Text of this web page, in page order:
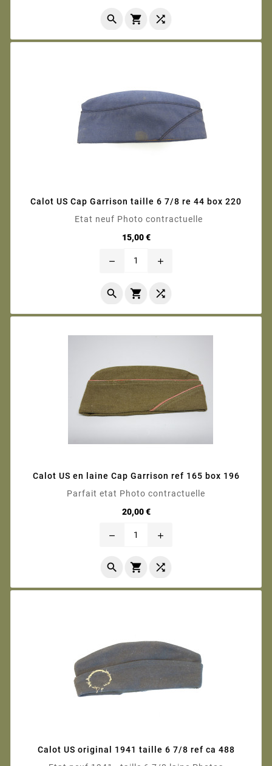
  
Calot US Cap Garrison taille 6 7/8 re 44 box 220
Etat neuf Photo contractuelle
15,00 €Prix
remove add
  
Calot US en laine Cap Garrison ref 165 box 196
Parfait etat Photo contractuelle
20,00 €Prix
remove add
  
Calot US original 1941 taille 6 7/8 ref ca 488